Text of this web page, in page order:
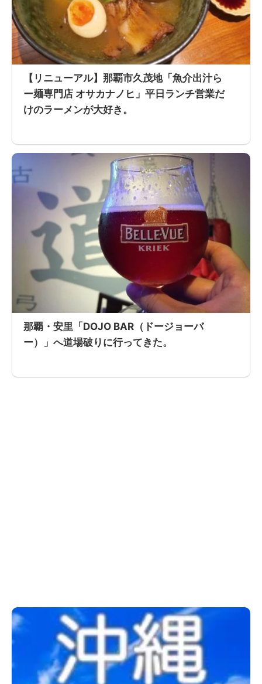
【リニューアル】那覇市久茂地「魚介出汁ら
ー麺専門店 オサカナノヒ」平日ランチ営業だ
けのラーメンが大好き。
那覇・安里「DOJO BAR（ドージョーバ
ー）」へ道場破りに行ってきた。